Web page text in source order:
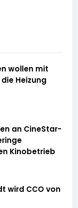
wollen mit
Heizung
an CineStar-
Kinobetrieb
wird CCO von